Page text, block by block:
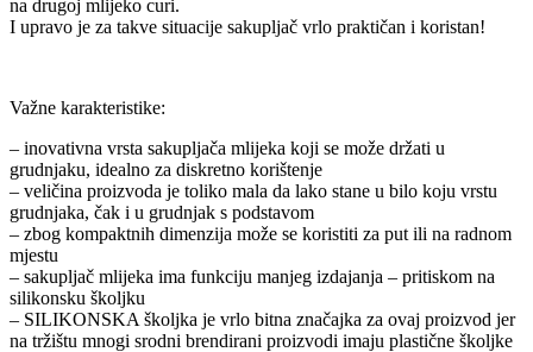
na drugoj mlijeko curi.
I upravo je za takve situacije sakupljač vrlo praktičan i koristan!
Važne karakteristike:
– inovativna vrsta sakupljača mlijeka koji se može držati u
grudnjaku, idealno za diskretno korištenje
– veličina proizvoda je toliko mala da lako stane u bilo koju vrstu
grudnjaka, čak i u grudnjak s podstavom
– zbog kompaktnih dimenzija može se koristiti za put ili na radnom
mjestu
– sakupljač mlijeka ima funkciju manjeg izdajanja – pritiskom na
silikonsku školjku
– SILIKONSKA školjka je vrlo bitna značajka za ovaj proizvod jer
na tržištu mnogi srodni brendirani proizvodi imaju plastične školjke